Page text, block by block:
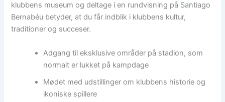
klubbens museum og deltage i en rundvisning på Santiago
Bernabéu betyder, at du får indblik i klubbens kultur,
traditioner og succeser.
Adgang til eksklusive områder på stadion, som
normalt er lukket på kampdage
Mødet med udstillinger om klubbens historie og
ikoniske spillere